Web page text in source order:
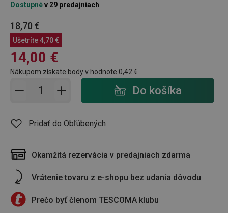
Dostupnév 29 predajniach
18,70 €
Ušetríte4,70 €
14,00 €
Nákupom získate body v hodnote 0,42 €
Pridať do košíka - počet Do košíka
Pridať do Obľúbených
Okamžitá rezervácia v predajniach zdarma
Vrátenie tovaru z e-shopu bez udania dôvodu
Prečo byť členom TESCOMA klubu